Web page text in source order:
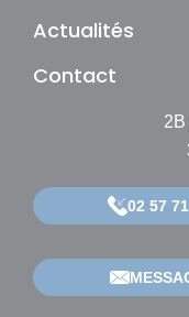
Actualités
Contact
02 57